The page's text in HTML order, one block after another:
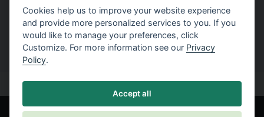
to solve a specific tasks.
Cookies help us to improve your website experience
and provide more personalized services to you. If you
would like to manage your preferences, click
Customize. For more information see our Privacy
Policy.
Accept all